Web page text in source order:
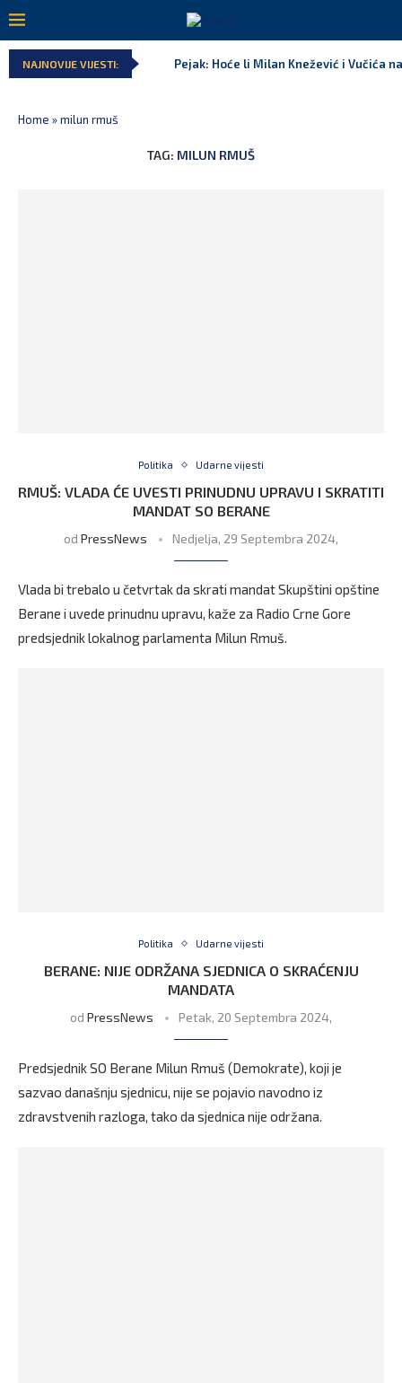
NAJNOVIJE VIJESTI: Pejak: Hoće li Milan Knežević i Vučića
Home »milun rmuš
TAG: MILUN RMUŠ
Politika Udarne vijesti
RMUŠ: VLADA ĆE UVESTI PRINUDNU UPRAVU I SKRATITI
MANDAT SO BERANE
od PressNews Nedjelja, 29 Septembra 2024,
Vlada bi trebalo u četvrtak da skrati mandat Skupštini opštine
Berane i uvede prinudnu upravu, kaže za Radio Crne Gore
predsjednik lokalnog parlamenta Milun Rmuš.
Politika Udarne vijesti
BERANE: NIJE ODRŽANA SJEDNICA O SKRAĆENJU
MANDATA
od PressNews Petak, 20 Septembra 2024,
Predsjednik SO Berane Milun Rmuš (Demokrate), koji je
sazvao današnju sjednicu, nije se pojavio navodno iz
zdravstvenih razloga, tako da sjednica nije održana.